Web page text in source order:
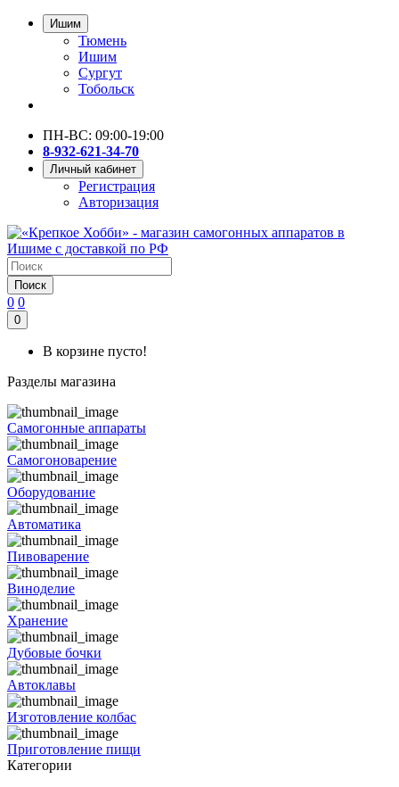
Ишим
Тюмень
Ишим
Сургут
Тобольск
ПН-ВС: 09:00-19:00
8-932-621-34-70
Личный кабинет
Регистрация
Авторизация
Поиск
0 0
0
В корзине пусто!
Разделы магазина
Самогонные аппараты
Самогоноварение
Оборудование
Автоматика
Пивоварение
Виноделие
Хранение
Дубовые бочки
Автоклавы
Изготовление колбас
Приготовление пищи
Категории